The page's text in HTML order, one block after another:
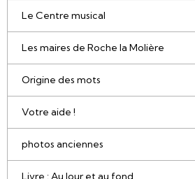
Le Centre musical
Les maires de Roche la Molière
Origine des mots
Votre aide !
photos anciennes
Livre : Au Jour et au fond